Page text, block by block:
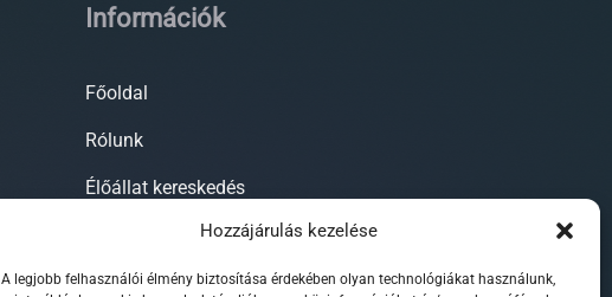
Hozzájárulás kezelése
A legjobb felhasználói élmény biztosítása érdekében olyan technológiákat használunk,
Információk
Főoldal
Rólunk
Élőállat kereskedés
Forgalmazott termékeink
Szaktanácsadás / segítségnyújtás